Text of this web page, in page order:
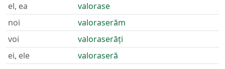
el, ea
valorase
noi
valoraserăm
voi
valoraserăți
ei, ele
valoraseră